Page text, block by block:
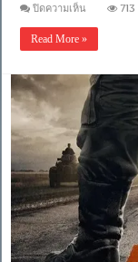
ปิดความเห็นบน
Sky
ฟ้า
สี
เลือด
[เสียง
ไทย+อังกฤษ
[ซับ
ไทย]-
[Netflix
(web-
dl)]
[พากย์
713
Read More »